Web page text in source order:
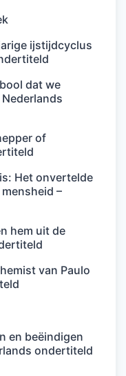
ijstijdcyclus
dat we
of
Het onvertelde
–
hem uit de
van Paulo
en beëindigen
ondertiteld